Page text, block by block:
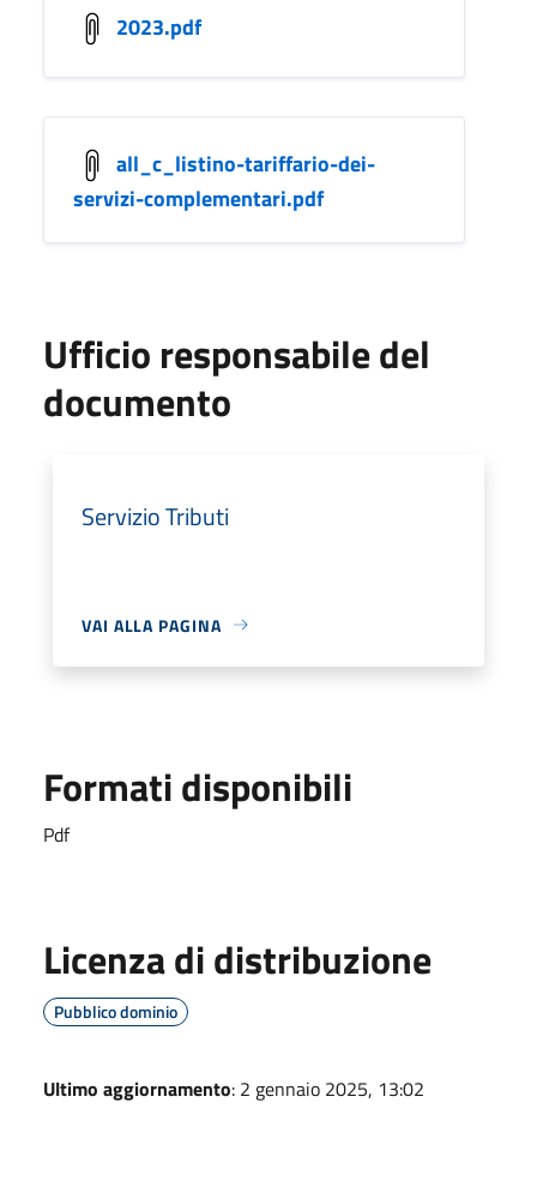
2023.pdf
all_c_listino-tariffario-dei-
servizi-complementari.pdf
Ufficio responsabile del
documento
Servizio Tributi
VAI ALLA PAGINA
Formati disponibili
Pdf
Licenza di distribuzione
Pubblico dominio
Ultimo aggiornamento: 2 gennaio 2025, 13:02